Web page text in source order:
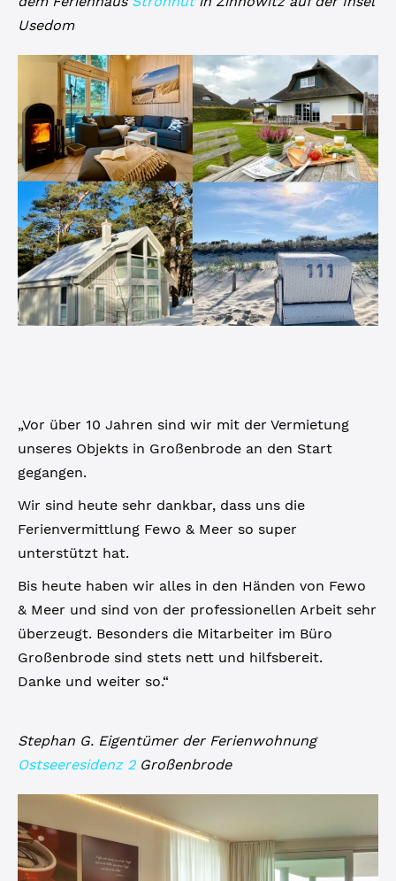
Usedom
„Vor über 10 Jahren sind wir mit der Vermietung
unseres Objekts in Großenbrode an den Start
gegangen.
Wir sind heute sehr dankbar, dass uns die
Ferienvermittlung Fewo & Meer so super
unterstützt hat.
Bis heute haben wir alles in den Händen von Fewo
& Meer und sind von der professionellen Arbeit sehr
überzeugt. Besonders die Mitarbeiter im Büro
Großenbrode sind stets nett und hilfsbereit.
Danke und weiter so.“
Stephan G. Eigentümer der Ferienwohnung
Ostseeresidenz 2 Großenbrode